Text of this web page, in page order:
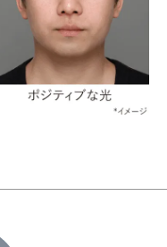
ーションのうるお
アンモニウム・アクリルア